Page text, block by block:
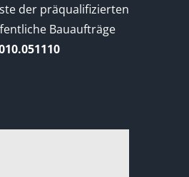
der präqualifizierten
Bauaufträge